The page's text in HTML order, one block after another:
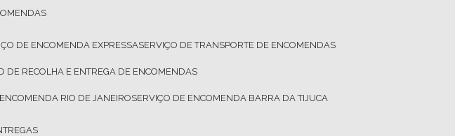
DE ENCOMENDA EXPRESSA SERVIÇO DE TRANSPORTE DE ENCOMENDAS
DE RECOLHA E ENTREGA DE ENCOMENDAS
ENCOMENDA RIO DE JANEIRO SERVIÇO DE ENCOMENDA BARRA DA TIJUCA